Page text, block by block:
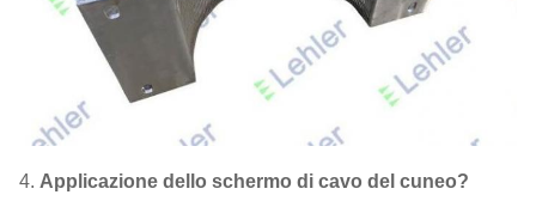
4. Applicazione dello schermo di cavo del cuneo?